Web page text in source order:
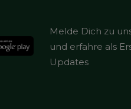
Melde Dich zu
und erfahre als
Updates